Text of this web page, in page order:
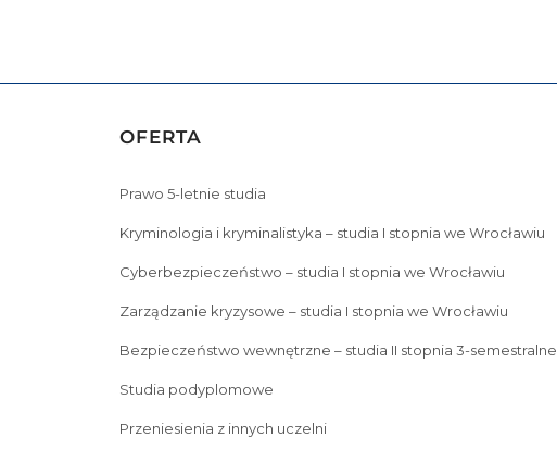
OFERTA
Prawo 5-letnie studia
Kryminologia i kryminalistyka – studia I stopnia we Wrocławiu
Cyberbezpieczeństwo – studia I stopnia we Wrocławiu
Zarządzanie kryzysowe – studia I stopnia we Wrocławiu
Bezpieczeństwo wewnętrzne – studia II stopnia 3-semestralne
Studia podyplomowe
Przeniesienia z innych uczelni